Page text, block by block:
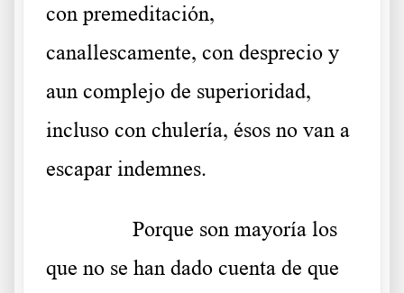
con premeditación,
canallescamente, con desprecio y
aun complejo de superioridad,
incluso con chulería, ésos no van a
escapar indemnes.
Porque son mayoría los
que no se han dado cuenta de que